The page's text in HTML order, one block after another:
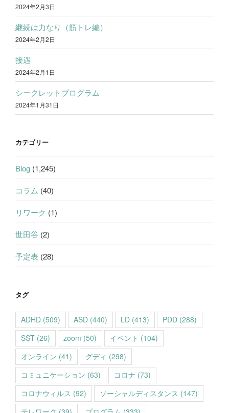
2024年2月3日
継続は力なり（筋トレ編）
2024年2月2日
接遇
2024年2月1日
シークレットプログラム
2024年1月31日
カテゴリー
Blog (1,245)
コラム (40)
リワーク (1)
世田谷 (2)
予定表 (28)
タグ
ADHD (509) ASD (440) LD (413) PDD (288)
SST (26) zoom (50) イベント (104)
オンライン (41) グディ (298)
コミュニケーション (63) コロナ (73)
コロナウィルス (92) ソーシャルディスタンス (147)